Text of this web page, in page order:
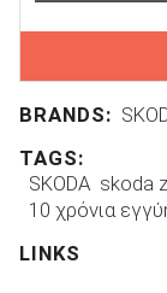
BRANDS:
TAGS:
SKODA skoda
10 χρόνια
LINKS